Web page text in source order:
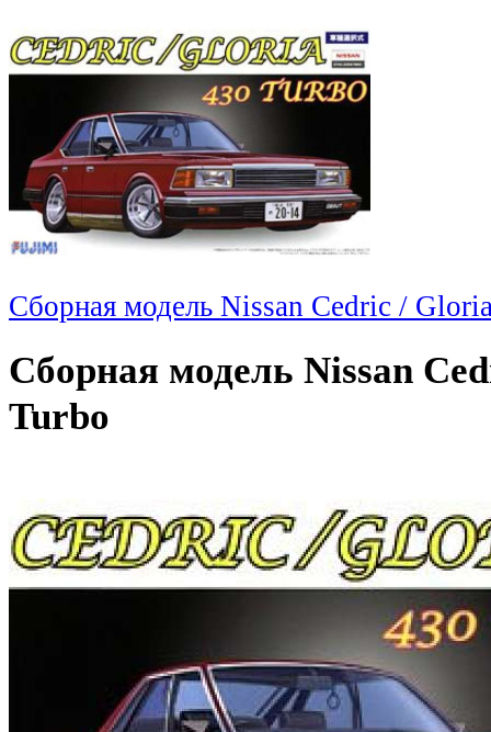
Сборная модель Nissan Cedric /
Сборная модель Nissan
Turbo